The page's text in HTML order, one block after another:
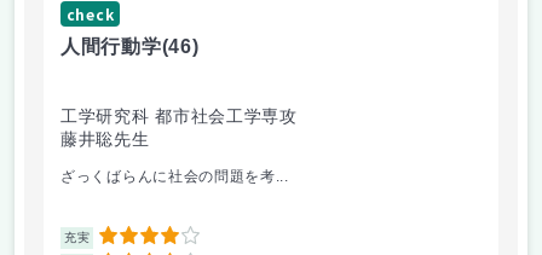
check
人間行動学(46)
工学研究科 都市社会工学専攻
藤井聡先生
ざっくばらんに社会の問題を考...
充実 4